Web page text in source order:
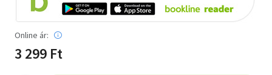
Online ár:
3 299 Ft